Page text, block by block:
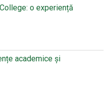
o experiență
academice și